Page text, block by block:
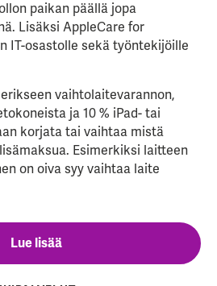
paikan päällä jopa
Lisäksi AppleCare for
IT-osastolle sekä työntekijöille
vaihtolaitevarannon,
ja 10 % iPad- tai
korjata tai vaihtaa mistä
Esimerkiksi laitteen
on oiva syy vaihtaa laite
Lue lisää